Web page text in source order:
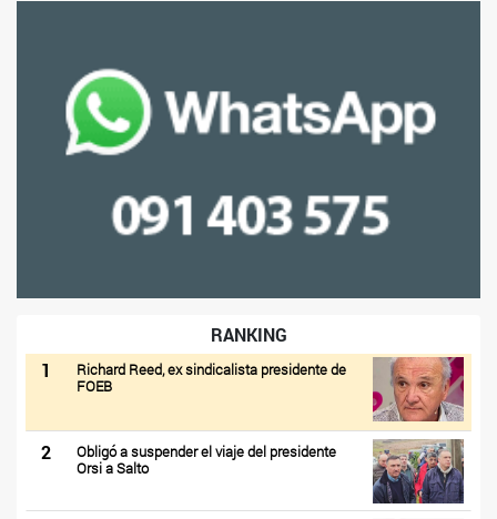
RANKING
1
Richard Reed, ex sindicalista presidente de
FOEB
2
Obligó a suspender el viaje del presidente
Orsi a Salto